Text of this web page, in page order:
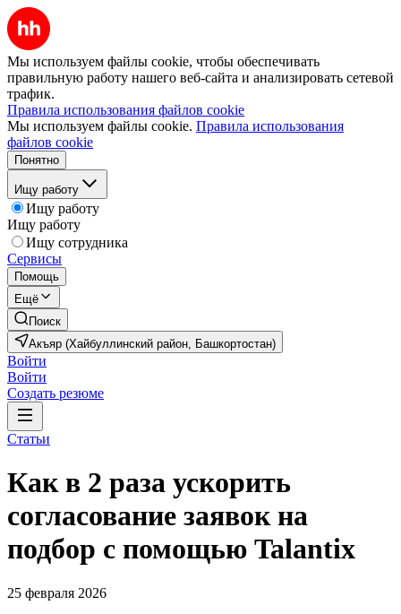
Мы используем файлы cookie, чтобы обеспечивать
правильную работу нашего веб-сайта и анализировать сетевой
трафик.
Правила использования файлов cookie
Мы используем файлы cookie. Правила использования
файлов cookie
Понятно
Ищу работу
Ищу работу
Ищу работу
Ищу сотрудника
Сервисы
Помощь
Ещё
Поиск
Акъяр (Хайбуллинский район, Башкортостан)
Войти
Войти
Создать резюме
Статьи
Как в 2 раза ускорить
согласование заявок на
подбор с помощью Talantix
25 февраля 2026